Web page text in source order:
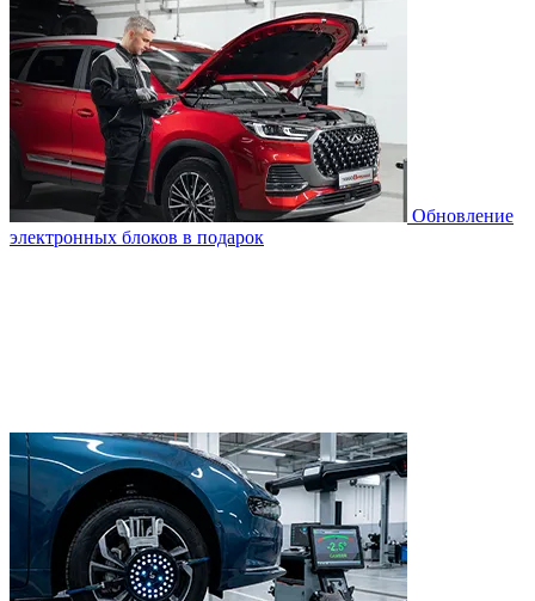
Обновление
электронных блоков в подарок